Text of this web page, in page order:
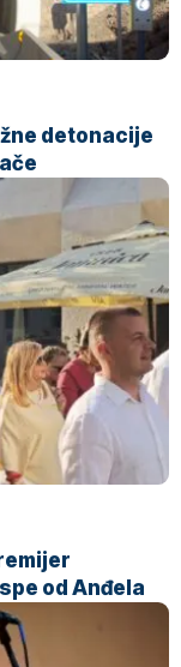
detonacije
od Anđela